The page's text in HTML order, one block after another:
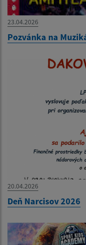
23.04.2026
Pozvánka na
20.04.2026
Deň Narcisov 2026